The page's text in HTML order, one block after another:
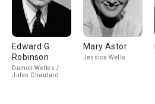
Edward G.
Robinson
Damon Welles /
Jules Chautard
Mary Astor
Jessica Wells